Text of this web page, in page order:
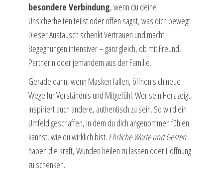
besondere Verbindung, wenn du deine
Unsicherheiten teilst oder offen sagst, was dich bewegt.
Dieser Austausch schenkt Vertrauen und macht
Begegnungen intensiver – ganz gleich, ob mit Freund,
Partnerin oder jemandem aus der Familie.
Gerade dann, wenn Masken fallen, öffnen sich neue
Wege für Verständnis und Mitgefühl. Wer sein Herz zeigt,
inspiriert auch andere, authentisch zu sein. So wird ein
Umfeld geschaffen, in dem du dich angenommen fühlen
kannst, wie du wirklich bist. Ehrliche Worte und Gesten
haben die Kraft, Wunden heilen zu lassen oder Hoffnung
zu schenken.